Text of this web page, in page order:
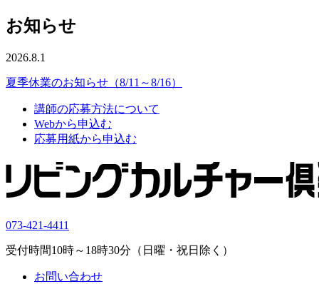
お知らせ
2026.8.1
夏季休業のお知らせ（8/11～8/16）
講師の応募方法について
Webから申込む
応募用紙から申込む
073-421-4411
受付時間10時～18時30分（日曜・祝日除く）
お問い合わせ